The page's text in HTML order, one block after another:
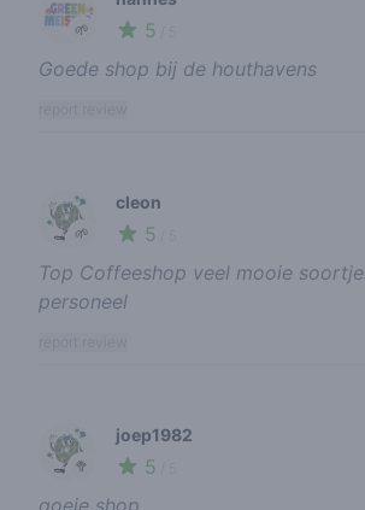
🌱 5
Goede shop bij de houthavens
🌱
cleon
5
Top Coffeeshop veel mooie
personeel
🥦
joep1982
5